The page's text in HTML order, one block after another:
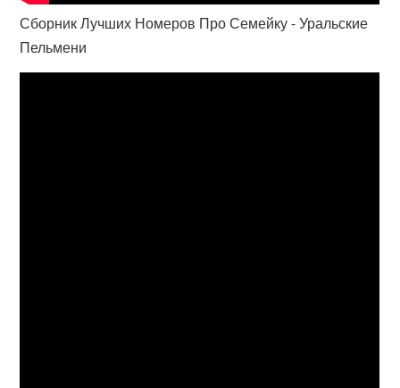
Сборник Лучших Номеров Про Семейку - Уральские
Пельмени